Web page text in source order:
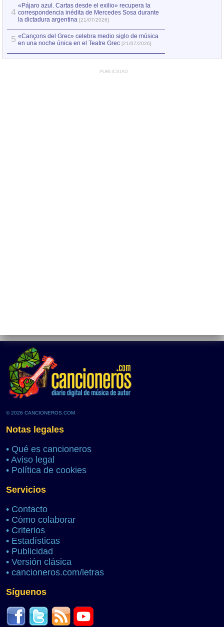
4
«Pájaro azul. Cartas desde el exilio» recupera la
correspondencia inédita de Mercedes Sosa durante
la dictadura argentina [21/07/2026]
5 «Cançons del Grec» celebra medio siglo de música
en una noche única en el Teatre Grec [21/07/2026]
PUBLICIDAD
© 2026 CANCIONEROS.COM
Notas legales
• Qué es cancioneros
• Aviso legal
• Política de cookies
Servicios
• Contacto
• Cómo colaborar
• Criterios
• Estadísticas
• Publicidad
• Versión clásica
• cancioneros.com/letras
Síguenos